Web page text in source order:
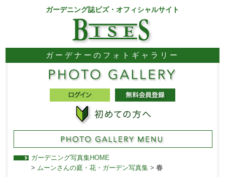
ガーデニング誌ビズ・オフィシャルサイト
ガーデナーのフォトギャラリー
ガーデニング写真集HOME
> ムーンさんの庭・花・ガーデン写真集> 春